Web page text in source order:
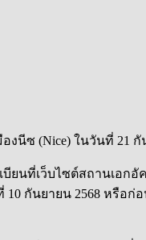
ในวันที่ 21 กันย
ยนที่เว็บไซต์สถานเอกอั
กันยายน 2568 ห